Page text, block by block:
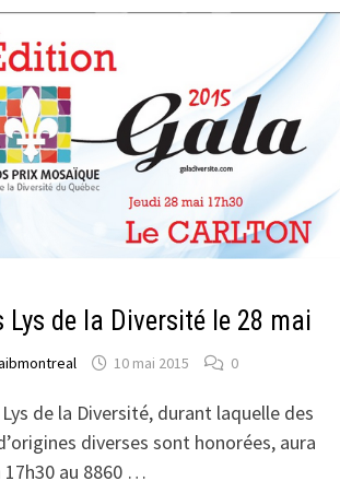
Lys de la Diversité le 28 mai
10 mai 2015 0
de la Diversité, durant laquelle des
diverses sont honorées, aura
17h30 au 8860 …